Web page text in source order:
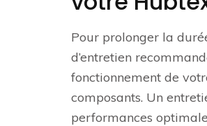
Pour prolonger la
d’entretien
fonctionnement de
composants. Un
performances